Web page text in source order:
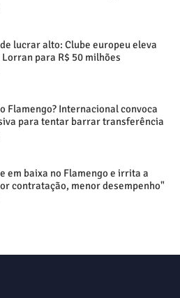
lucrar alto: Clube europeu eleva
para R$ 50 milhões
Flamengo? Internacional convoca
para tentar barrar transferência
em baixa no Flamengo e irrita a
contratação, menor desempenho"